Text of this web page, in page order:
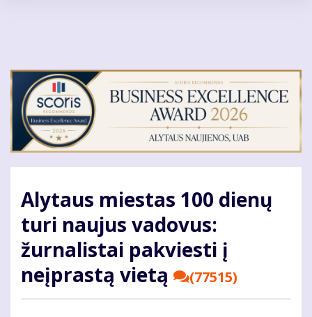
Alytaus miestas 100 dienų
turi naujus vadovus:
žurnalistai pakviesti į
neįprastą vietą
(77515)